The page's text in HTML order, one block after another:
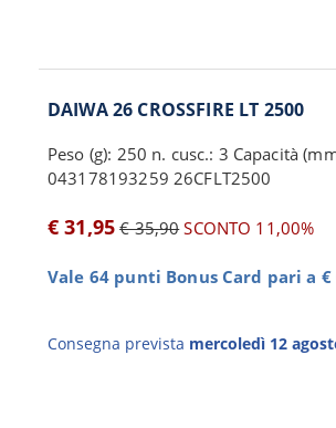
DAIWA 26 CROSSFIRE LT 2500
Peso (g): 250 n. cusc.: 3 Capacità
043178193259 26CFLT2500
€ 31,95 € 35,90SCONTO 11,00%
Vale 64 punti Bonus Card pari a
Consegna prevista mercoledì 12